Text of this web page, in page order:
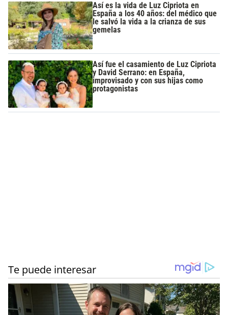
Así es la vida de Luz Cipriota en
España a los 40 años: del médico que
le salvó la vida a la crianza de sus
gemelas
Así fue el casamiento de Luz Cipriota
y David Serrano: en España,
improvisado y con sus hijas como
protagonistas